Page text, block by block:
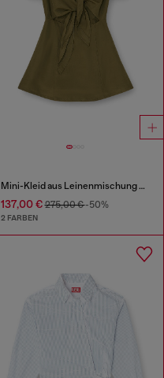
Mini-Kleid aus Leinenmischung mit Taillenknoten
137,00 €275,00 €-50%
2 FARBEN